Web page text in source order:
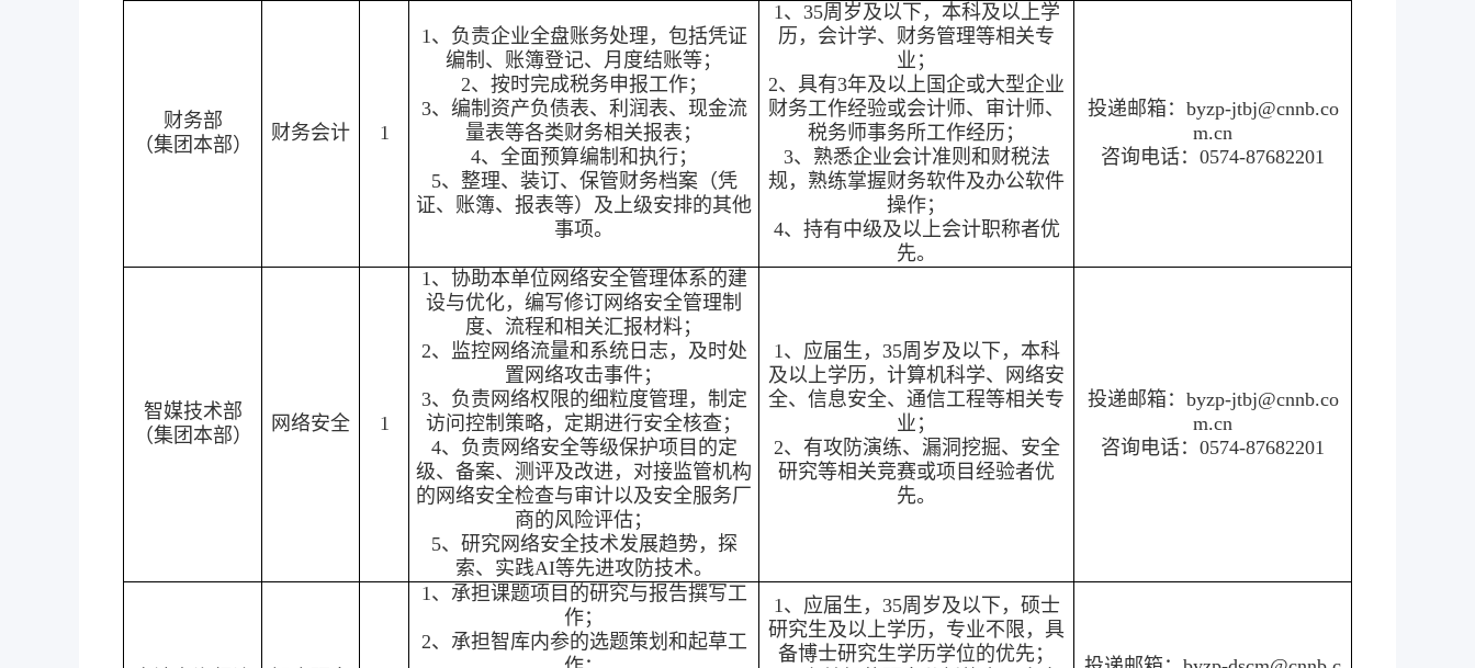
财务部
（集团本部）
财务会计 1
1、负责企业全盘账务处理，包括凭证
编制、账簿登记、月度结账等；
2、按时完成税务申报工作；
3、编制资产负债表、利润表、现金流
量表等各类财务相关报表；
4、全面预算编制和执行；
5、整理、装订、保管财务档案（凭
证、账簿、报表等）及上级安排的其他
事项。
1、35周岁及以下，本科及以上学
历，会计学、财务管理等相关专
业；
2、具有3年及以上国企或大型企业
财务工作经验或会计师、审计师、
税务师事务所工作经历；
3、熟悉企业会计准则和财税法
规，熟练掌握财务软件及办公软件
操作；
4、持有中级及以上会计职称者优
先。
投递邮箱：byzp-jtbj@cnnb.co
m.cn
咨询电话：0574-87682201
智媒技术部
（集团本部）
网络安全 1
1、协助本单位网络安全管理体系的建
设与优化，编写修订网络安全管理制
度、流程和相关汇报材料；
2、监控网络流量和系统日志，及时处
置网络攻击事件；
3、负责网络权限的细粒度管理，制定
访问控制策略，定期进行安全核查；
4、负责网络安全等级保护项目的定
级、备案、测评及改进，对接监管机构
的网络安全检查与审计以及安全服务厂
商的风险评估；
5、研究网络安全技术发展趋势，探
索、实践AI等先进攻防技术。
1、应届生，35周岁及以下，本科
及以上学历，计算机科学、网络安
全、信息安全、通信工程等相关专
业；
2、有攻防演练、漏洞挖掘、安全
研究等相关竞赛或项目经验者优
先。
投递邮箱：byzp-jtbj@cnnb.co
m.cn
咨询电话：0574-87682201
1、承担课题项目的研究与报告撰写工
作；
2、承担智库内参的选题策划和起草工
1、应届生，35周岁及以下，硕士
研究生及以上学历，专业不限，具
备博士研究生学历学位的优先；